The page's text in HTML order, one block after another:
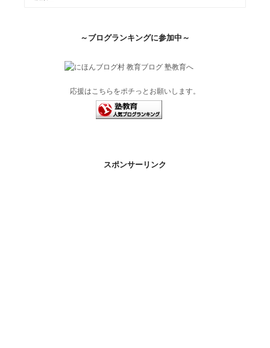
～ブログランキングに参加中～
応援はこちらをポチっとお願いします。
スポンサーリンク